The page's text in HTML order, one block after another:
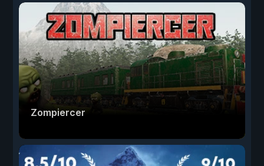
Zompiercer